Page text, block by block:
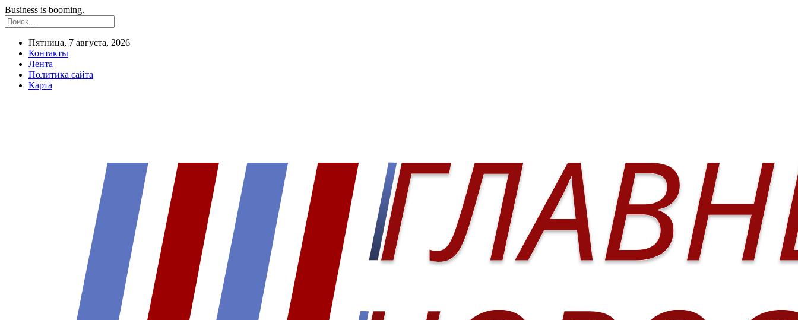
Business is booming.
Пятница, 7 августа, 2026
Контакты
Лента
Политика сайта
Карта